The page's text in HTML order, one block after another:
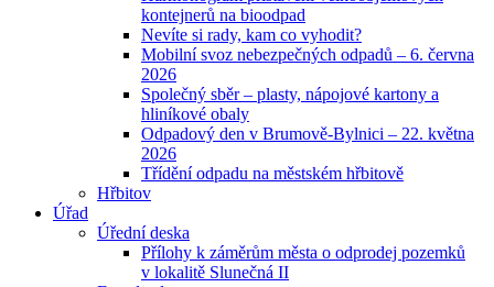
kontejnerů na bioodpad
Nevíte si rady, kam co vyhodit?
Mobilní svoz nebezpečných odpadů – 6. června
2026
Společný sběr – plasty, nápojové kartony a
hliníkové obaly
Odpadový den v Brumově-Bylnici – 22. května
2026
Třídění odpadu na městském hřbitově
Hřbitov
Úřad
Úřední deska
Přílohy k záměrům města o odprodej pozemků
v lokalitě Slunečná II